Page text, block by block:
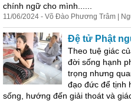
chính ngữ cho mình......
11/06/2024 - Võ Đào Phương Trâm |
Đệ tử Phật
Theo tuệ giác
đời sống hạnh
trọng nhưng
đạo đức để tịnh
sống, hướng đến giải thoát và giác